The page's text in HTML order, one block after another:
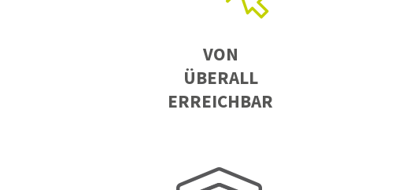
VON
ÜBERALL
ERREICHBAR